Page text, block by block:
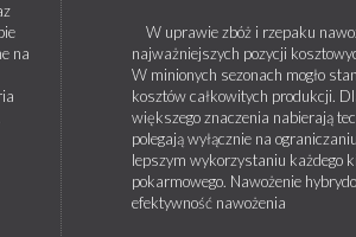
na
W uprawie zbóż i rzepaku
najważniejszych pozycji
W minionych sezonach mogło
kosztów całkowitych produkcji.
większego znaczenia nabierają
polegają wyłącznie na
lepszym wykorzystaniu każdego
pokarmowego. Nawożenie
efektywność nawożenia